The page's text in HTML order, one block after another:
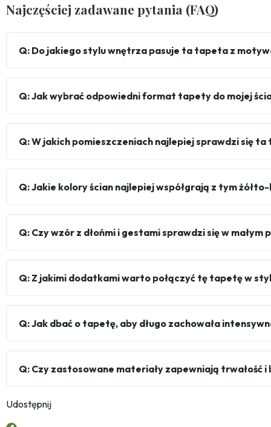
Najczęściej zadawane pytania (FAQ)
Q: Do jakiego stylu wnętrza pasuje ta tapeta z
Q: Jak wybrać odpowiedni format tapety do mojej
Q: W jakich pomieszczeniach najlepiej sprawdzi się
Q: Jakie kolory ścian najlepiej współgrają z tym
Q: Czy wzór z dłońmi i gestami sprawdzi się w małym
Q: Z jakimi dodatkami warto połączyć tę tapetę w
Q: Jak dbać o tapetę, aby długo zachowała
Q: Czy zastosowane materiały zapewniają trwałość
Udostępnij